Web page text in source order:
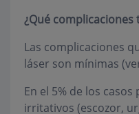
¿Qué complicaciones
Las complicaciones
láser son mínimas
En el 5% de los
irritativos (escozor,